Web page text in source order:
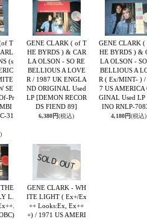
T
(s
SE
Pr
31
GENE CLARK ( of T
HE BYRDS ) & CAR
LA OLSON - SO RE
BELLIOUS A LOVE
R / 1987 UK ENGLA
ND ORIGINAL Used
LP [DEMON RECOR
DS FIEND 89]
6,380円(税込)
GENE CLARK (
HE BYRDS ) &
LA OLSON -
BELLIOUS A
R ( Ex/MINT- ) /
7 US AMERICA
GINAL Used LP
INO RNLP-
4,180円(税込)
L.
GENE CLARK - WH
ITE LIGHT ( Ex+/Ex
++ Looks:Ex, Ex++
+) / 1971 US AMERI